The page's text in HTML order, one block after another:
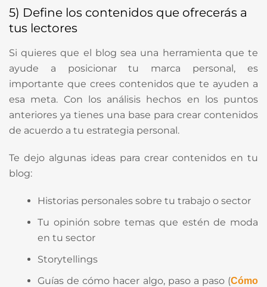
5) Define los contenidos que ofrecerás a
tus lectores
Si quieres que el blog sea una herramienta que te
ayude a posicionar tu marca personal, es
importante que crees contenidos que te ayuden a
esa meta. Con los análisis hechos en los puntos
anteriores ya tienes una base para crear contenidos
de acuerdo a tu estrategia personal.
Te dejo algunas ideas para crear contenidos en tu
blog:
Historias personales sobre tu trabajo o sector
Tu opinión sobre temas que estén de moda
en tu sector
Storytellings
Guías de cómo hacer algo, paso a paso (Cómo